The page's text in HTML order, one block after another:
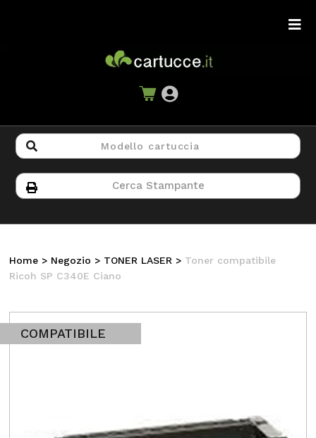
Home > Negozio > TONER LASER > Toner compatibile
Ricoh SP C340E Ciano
COMPATIBILE